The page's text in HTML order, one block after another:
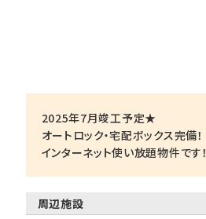
2025年7月竣工予定★
オートロック・宅配ボックス完備！
インターネット使い放題物件です！
周辺施設